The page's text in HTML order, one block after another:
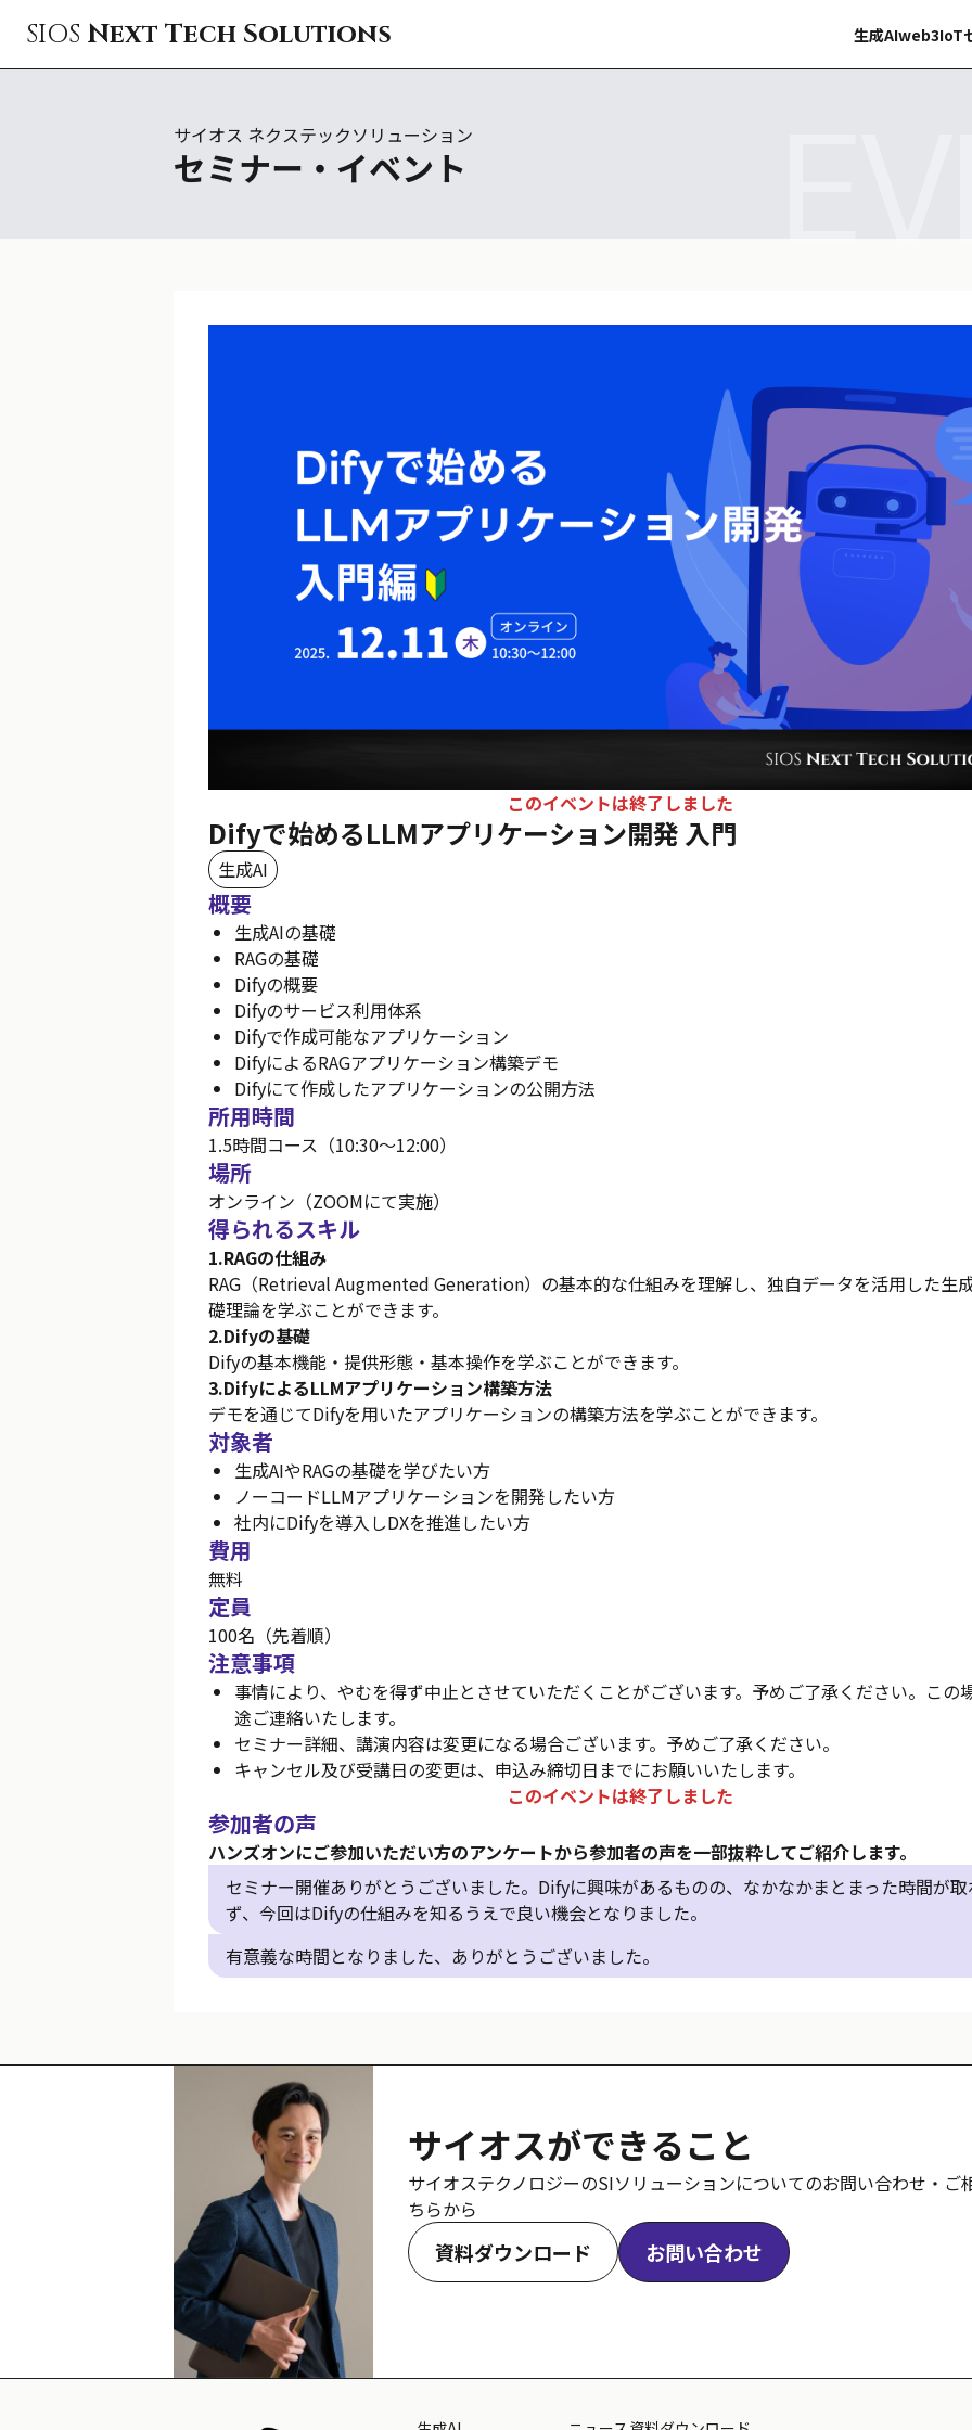
SIOS Next Tech Solutions 生成AIweb3IoT
サイオス ネクステックソリューション
セミナー・イベント
このイベントは終了しました
Difyで始めるLLMアプリケーション開発 入門
生成AI
概要
生成AIの基礎
RAGの基礎
Difyの概要
Difyのサービス利用体系
Difyで作成可能なアプリケーション
DifyによるRAGアプリケーション構築デモ
Difyにて作成したアプリケーションの公開方法
所用時間
1.5時間コース（10:30～12:00）
場所
オンライン（ZOOMにて実施）
得られるスキル
1.RAGの仕組み
RAG（Retrieval Augmented Generation）の基本的な仕組みを理解し、独自データを活用した生
礎理論を学ぶことができます。
2.Difyの基礎
Difyの基本機能・提供形態・基本操作を学ぶことができます。
3.DifyによるLLMアプリケーション構築方法
デモを通じてDifyを用いたアプリケーションの構築方法を学ぶことができます。
対象者
生成AIやRAGの基礎を学びたい方
ノーコードLLMアプリケーションを開発したい方
社内にDifyを導入しDXを推進したい方
費用
無料
定員
100名（先着順）
注意事項
事情により、やむを得ず中止とさせていただくことがございます。予めご了承ください。この
途ご連絡いたします。
セミナー詳細、講演内容は変更になる場合ございます。予めご了承ください。
キャンセル及び受講日の変更は、申込み締切日までにお願いいたします。
このイベントは終了しました
参加者の声
ハンズオンにご参加いただい方のアンケートから参加者の声を一部抜粋してご紹介します。
セミナー開催ありがとうございました。Difyに興味があるものの、なかなかまとまった時間が
ず、今回はDifyの仕組みを知るうえで良い機会となりました。
有意義な時間となりました、ありがとうございました。
サイオスができること
サイオステクノロジーのSIソリューションについてのお問い合わせ・ご
ちらから
資料ダウンロード お問い合わせ